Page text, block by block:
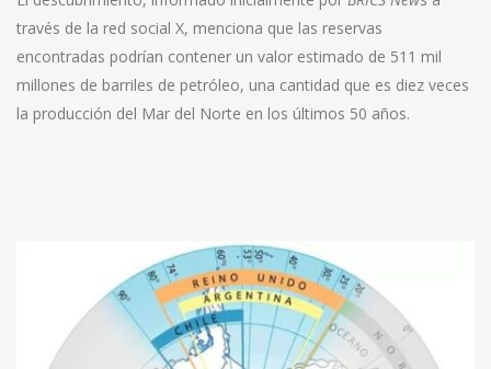
través de la red social X, menciona que las reservas
encontradas podrían contener un valor estimado de 511 mil
millones de barriles de petróleo, una cantidad que es diez veces
la producción del Mar del Norte en los últimos 50 años.